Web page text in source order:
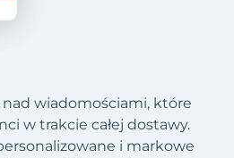
wiadomościami, które
w trakcie całej dostawy.
i markowe